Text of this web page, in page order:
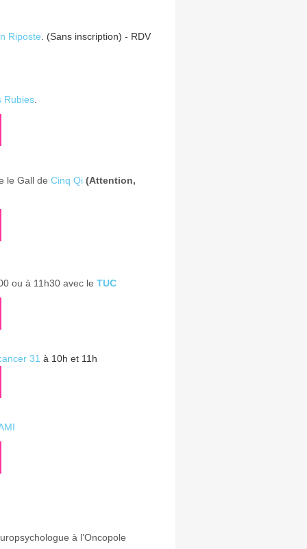
Riposte . (Sans inscription) - RDV
Rubies.
le Gall de Cinq Qi (Attention,
ou à 11h30 avec le TUC
31 à 10h et 11h
à l’Oncopole